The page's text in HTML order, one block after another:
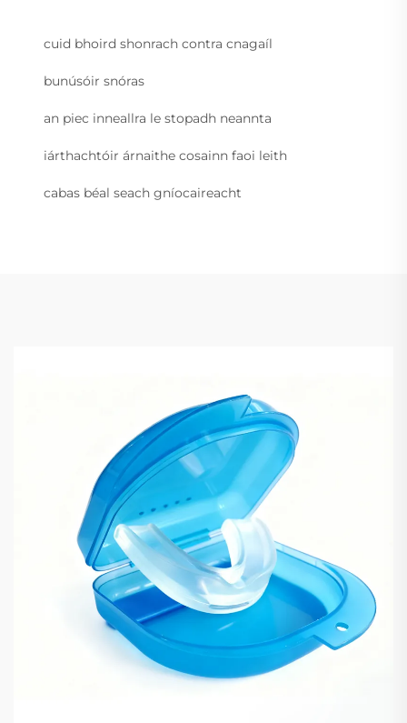
cuid bhoird shonrach contra cnagaíl
bunúsóir snóras
an piec inneallra le stopadh neannta
iárthachtóir árnaithe cosainn faoi leith
cabas béal seach gníocaireacht